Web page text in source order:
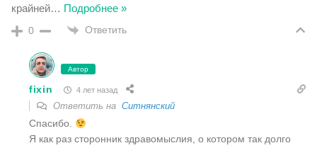
крайней… Подробнее »
0 Ответить
Автор
fixin 4 лет назад
Ответить на Ситнянский
Спасибо.
Я как раз сторонник здравомыслия, о котором так долго